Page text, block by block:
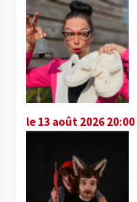
le 13 août 2026 20:00